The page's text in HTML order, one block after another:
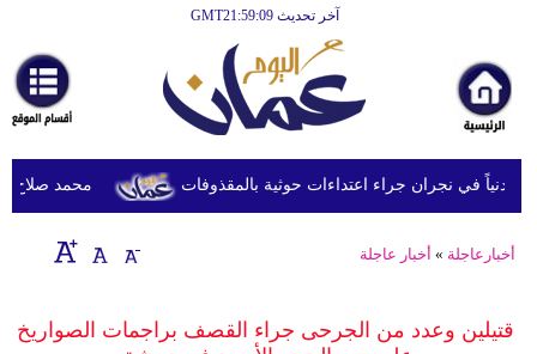
آخر تحديث GMT21:59:09
أخبارعاجلة
رياضة
ثقافة
إقتصاد
وموسيقى
محمد صلاح يصل
أخبارعاجلة » أخبار عاجلة
قتيلين وعدد من الجرحى جراء القصف براجمات الصواريخ